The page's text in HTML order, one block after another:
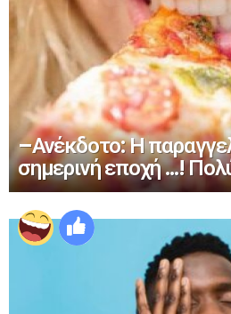
–Ανέκδοτο: Η
σημερινή εποχή …!